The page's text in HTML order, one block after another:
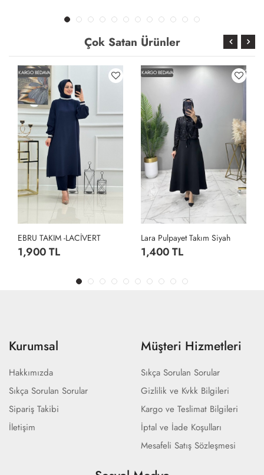
Çok Satan Ürünler
KARGO BEDAVA
EBRU TAKIM -LACİVERT
1,900 TL
KARGO BEDAVA
Lara Pulpayet Takım Siyah
1,400 TL
Kurumsal
Hakkımızda
Sıkça Sorulan Sorular
Sipariş Takibi
İletişim
Müşteri Hizmetleri
Sıkça Sorulan Sorular
Gizlilik ve Kvkk Bilgileri
Kargo ve Teslimat Bilgileri
İptal ve İade Koşulları
Mesafeli Satış Sözleşmesi